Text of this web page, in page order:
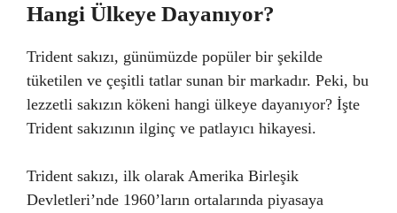
Hangi Ülkeye Dayanıyor?
Trident sakızı, günümüzde popüler bir şekilde
tüketilen ve çeşitli tatlar sunan bir markadır. Peki, bu
lezzetli sakızın kökeni hangi ülkeye dayanıyor? İşte
Trident sakızının ilginç ve patlayıcı hikayesi.
Trident sakızı, ilk olarak Amerika Birleşik
Devletleri’nde 1960’ların ortalarında piyasaya